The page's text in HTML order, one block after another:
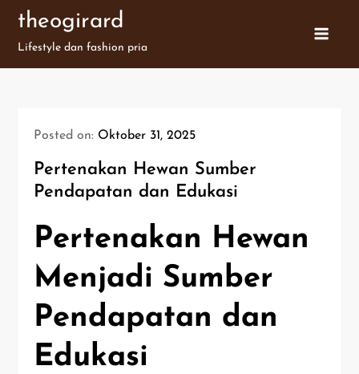
content
theogirard
Lifestyle dan fashion pria
Posted on: Oktober 31, 2025
Pertenakan Hewan Sumber
Pendapatan dan Edukasi
Pertenakan Hewan
Menjadi Sumber
Pendapatan dan
Edukasi